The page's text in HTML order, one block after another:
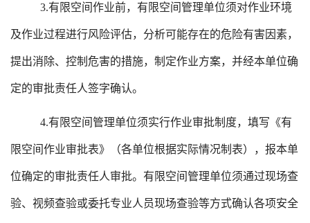
3.有限空间作业前，有限空间管理单位须对作业环境
及作业过程进行风险评估，分析可能存在的危险有害因素，
提出消除、控制危害的措施，制定作业方案，并经本单位确
定的审批责任人签字确认。
4.有限空间管理单位须实行作业审批制度，填写《有
限空间作业审批表》（各单位根据实际情况制表），报本单
位确定的审批责任人审批。有限空间管理单位须通过现场查
验、视频查验或委托专业人员现场查验等方式确认各项安全